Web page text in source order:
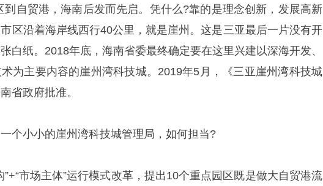
到自贸港，海南后发而先启。凭什么?靠的是理念创新，发展高新
区沿着海岸线西行40公里，就是崖州。这是三亚最后一片没有开
白纸。2018年底，海南省委最终确定要在这里兴建以深海开发、
为主要内容的崖州湾科技城。2019年5月，《三亚崖州湾科技城
省政府批准。
个小小的崖州湾科技城管理局，如何担当?
”+“市场主体”运行模式改革，提出10个重点园区既是做大自贸港流